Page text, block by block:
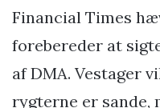
Financial Times
forebereder at
af DMA. Vestager
rygterne er sande,